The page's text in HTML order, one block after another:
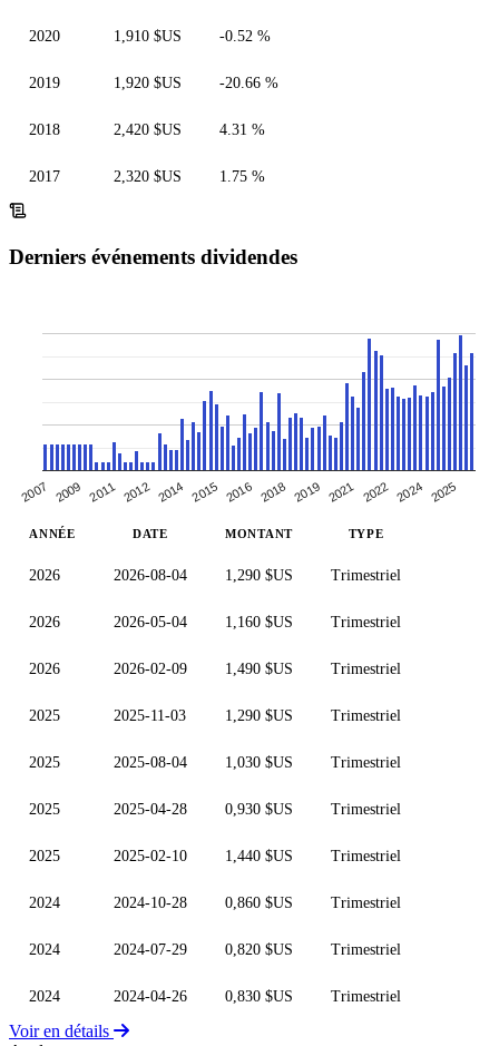
2020 1,910 $US -0.52 %
2019 1,920 $US -20.66 %
2018 2,420 $US 4.31 %
2017 2,320 $US 1.75 %
Derniers événements dividendes
2007 2009 2011 2012 2014 2015 2016 2018 2019 2021 2022 2024 2025
ANNÉE DATE MONTANT TYPE
2026 2026-08-04 1,290 $US Trimestriel
2026 2026-05-04 1,160 $US Trimestriel
2026 2026-02-09 1,490 $US Trimestriel
2025 2025-11-03 1,290 $US Trimestriel
2025 2025-08-04 1,030 $US Trimestriel
2025 2025-04-28 0,930 $US Trimestriel
2025 2025-02-10 1,440 $US Trimestriel
2024 2024-10-28 0,860 $US Trimestriel
2024 2024-07-29 0,820 $US Trimestriel
2024 2024-04-26 0,830 $US Trimestriel
Voir en détails